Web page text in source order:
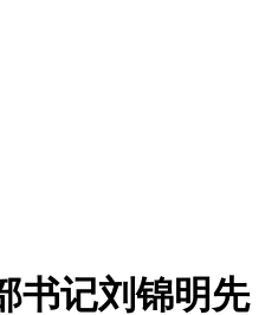
书记刘锦明先